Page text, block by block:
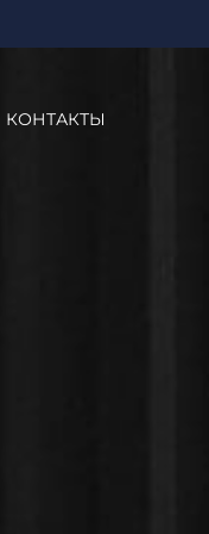
КОНТАКТЫ